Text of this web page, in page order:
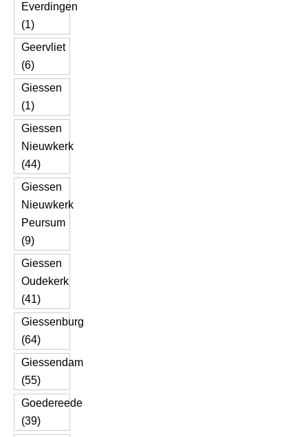
Everdingen
(1)
Geervliet
(6)
Giessen
(1)
Giessen
Nieuwkerk
(44)
Giessen
Nieuwkerk
Peursum
(9)
Giessen
Oudekerk
(41)
Giessenburg
(64)
Giessendam
(55)
Goedereede
(39)